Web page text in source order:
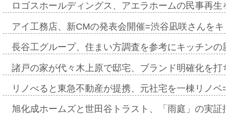
ロゴスホールディングス、アエラホームの民事再
アイ工務店、新CMの発表会開催=渋谷凪咲さんを
長谷工グループ、住まい方調査を参考にキッチン
諸戸の家が代々木上原で邸宅、ブランド明確化を
リノべると東急不動産が提携、元社宅を一棟リノ
旭化成ホームズと世田谷トラスト、「雨庭」の実